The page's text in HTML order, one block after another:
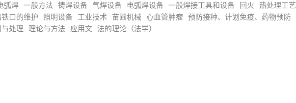
弧焊 一般方法 铸焊设备 气焊设备 电弧焊设备 一般焊接工具和设备 回火 热处理工艺
口的维护 照明设备 工业技术 苗圃机械 心血管肿瘤 预防接种、计划免疫、药物预防
处理 理论与方法 应用文 法的理论（法学）